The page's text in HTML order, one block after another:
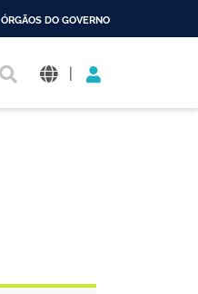
ÓRGÃOS DO GOVERNO
|